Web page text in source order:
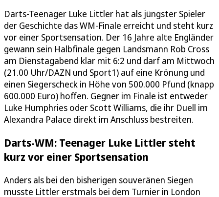
Darts-Teenager Luke Littler hat als jüngster Spieler
der Geschichte das WM-Finale erreicht und steht kurz
vor einer Sportsensation. Der 16 Jahre alte Engländer
gewann sein Halbfinale gegen Landsmann Rob Cross
am Dienstagabend klar mit 6:2 und darf am Mittwoch
(21.00 Uhr/DAZN und Sport1) auf eine Krönung und
einen Siegerscheck in Höhe von 500.000 Pfund (knapp
600.000 Euro) hoffen. Gegner im Finale ist entweder
Luke Humphries oder Scott Williams, die ihr Duell im
Alexandra Palace direkt im Anschluss bestreiten.
Darts-WM: Teenager Luke Littler steht
kurz vor einer Sportsensation
Anders als bei den bisherigen souveränen Siegen
musste Littler erstmals bei dem Turnier in London